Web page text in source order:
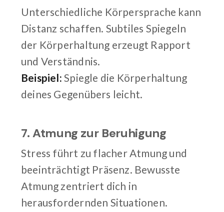
Unterschiedliche Körpersprache kann
Distanz schaffen. Subtiles Spiegeln
der Körperhaltung erzeugt Rapport
und Verständnis.
Beispiel: Spiegle die Körperhaltung
deines Gegenübers leicht.
7. Atmung zur Beruhigung
Stress führt zu flacher Atmung und
beeinträchtigt Präsenz. Bewusste
Atmung zentriert dich in
herausfordernden Situationen.